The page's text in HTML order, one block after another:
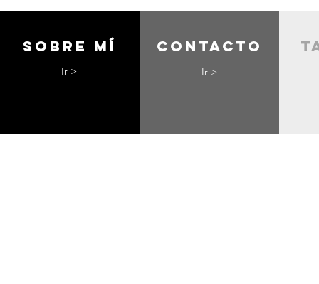
Sobre mí
Ir >
contacto
Ir >